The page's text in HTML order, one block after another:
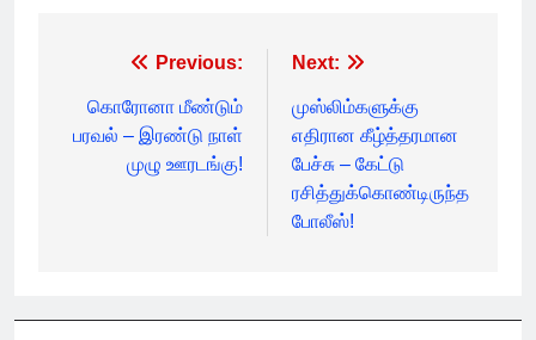
navigation
Previous:
கொரோனா மீண்டும்
பரவல் – இரண்டு நாள்
முழு ஊரடங்கு!
Next:
முஸ்லிம்களுக்கு
எதிரான கீழ்த்தரமான
பேச்சு – கேட்டு
ரசித்துக்கொண்டிருந்த
போலீஸ்!